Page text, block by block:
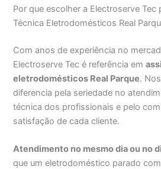
Por que escolher a Electroserve Tec
Técnica Eletrodomésticos Real
Com anos de experiência no
Electroserve Tec é referência em
eletrodomésticos Real Parque.
diferencia pela seriedade no
técnica dos profissionais e pelo
satisfação de cada cliente.
Atendimento no mesmo dia ou no
que um eletrodoméstico parado